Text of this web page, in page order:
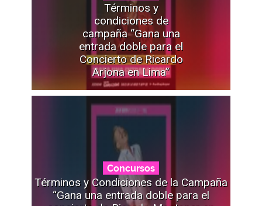
Términos y
condiciones de
campaña “Gana una
entrada doble para el
Concierto de Ricardo
Arjona en Lima”
Concursos
Términos y Condiciones de la Campaña
“Gana una entrada doble para el